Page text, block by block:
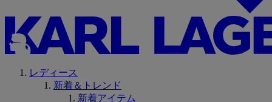
レディース
新着＆トレンド
新着アイテム